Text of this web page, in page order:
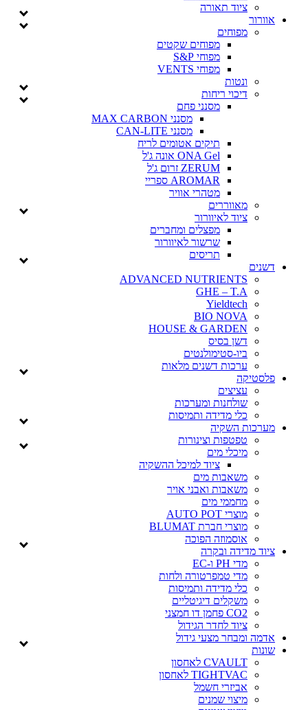
ציוד תאורה
אוורור
מפוחים
מפוחים שקטים
מפוחי S&P
מפוחי VENTS
ונטות
דיכוי ריחות
מסנני פחם
מסנני MAX CARBON
מסנני CAN-LITE
תיקים אטומים לריח
ONA Gel אונה ג'ל
ZERUM זרום ג'ל
AROMAR ספריי
מטהרי אוויר
מאווררים
ציוד לאיוורור
מפצלים ומחברים
שרשור לאיוורור
תריסים
דשנים
ADVANCED NUTRIENTS
GHE – T.A
Yieldtech
BIO NOVA
HOUSE & GARDEN
דשן בסיס
ביו-סטימולנטים
ערכות דשנים מלאות
פלסטיקה
עציצים
שולחנות ומערכות
כלי מדידה ותמיסות
מערכות השקיה
טפטפות וצינורות
מיכלי מים
ציוד למיכל ההשקיה
משאבות מים
משאבות ואבני אויר
מחממי מים
מוצרי AUTO POT
מוצרי חברת BLUMAT
אוסמוזה הפוכה
ציוד מדידה ובקרה
מדי PH ו-EC
מדי טמפרטורה ולחות
כלי מדידה ותמיסות
משקלים דיגיטליים
CO2 פחמן דו חמצני
ציוד לחדר הגידול
אדמה ומבחר מצעי גידול
שונות
CVAULT לאחסון
TIGHTVAC לאחסון
אביזרי חשמל
מיצוי שמנים